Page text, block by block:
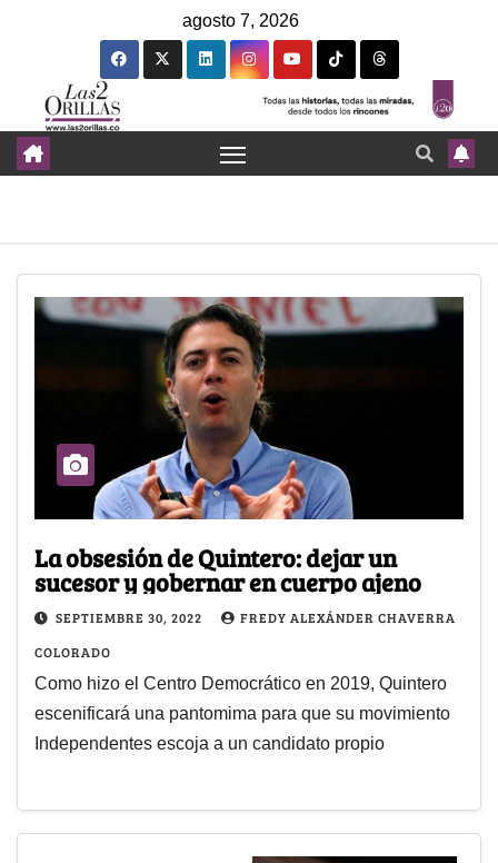
agosto 7, 2026
La obsesión de Quintero: dejar un
sucesor y gobernar en cuerpo ajeno
SEPTIEMBRE 30, 2022
FREDY ALEXÁNDER CHAVERRA
COLORADO
Como hizo el Centro Democrático en 2019, Quintero
escenificará una pantomima para que su movimiento
Independentes escoja a un candidato propio